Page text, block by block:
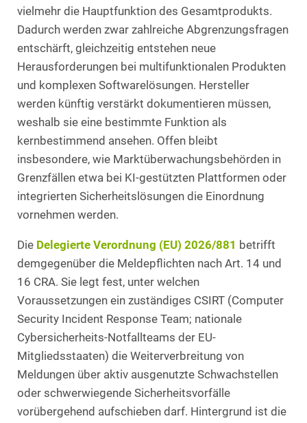
vielmehr die Hauptfunktion des Gesamtprodukts.
Dadurch werden zwar zahlreiche Abgrenzungsfragen
entschärft, gleichzeitig entstehen neue
Herausforderungen bei multifunktionalen Produkten
und komplexen Softwarelösungen. Hersteller
werden künftig verstärkt dokumentieren müssen,
weshalb sie eine bestimmte Funktion als
kernbestimmend ansehen. Offen bleibt
insbesondere, wie Marktüberwachungsbehörden in
Grenzfällen etwa bei KI-gestützten Plattformen oder
integrierten Sicherheitslösungen die Einordnung
vornehmen werden.
Die Delegierte Verordnung (EU) 2026/881 betrifft
demgegenüber die Meldepflichten nach Art. 14 und
16 CRA. Sie legt fest, unter welchen
Voraussetzungen ein zuständiges CSIRT (Computer
Security Incident Response Team; nationale
Cybersicherheits-Notfallteams der EU-
Mitgliedsstaaten) die Weiterverbreitung von
Meldungen über aktiv ausgenutzte Schwachstellen
oder schwerwiegende Sicherheitsvorfälle
vorübergehend aufschieben darf. Hintergrund ist die